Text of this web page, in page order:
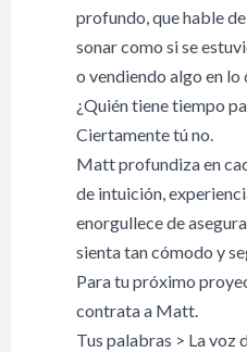
profundo, que hable
sonar como si se
o vendiendo algo en lo
¿Quién tiene tiempo
Ciertamente tú no.
Matt profundiza en
de intuición,
enorgullece de
sienta tan cómodo y
Para tu próximo
contrata a Matt.
Tus palabras > La voz